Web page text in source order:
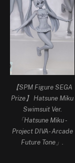
【SPM Figure SEGA
Prize】 Hatsune Miku
Swimsuit Ver.
「Hatsune Miku -
Project DIVA- Arcade
Future Tone」.